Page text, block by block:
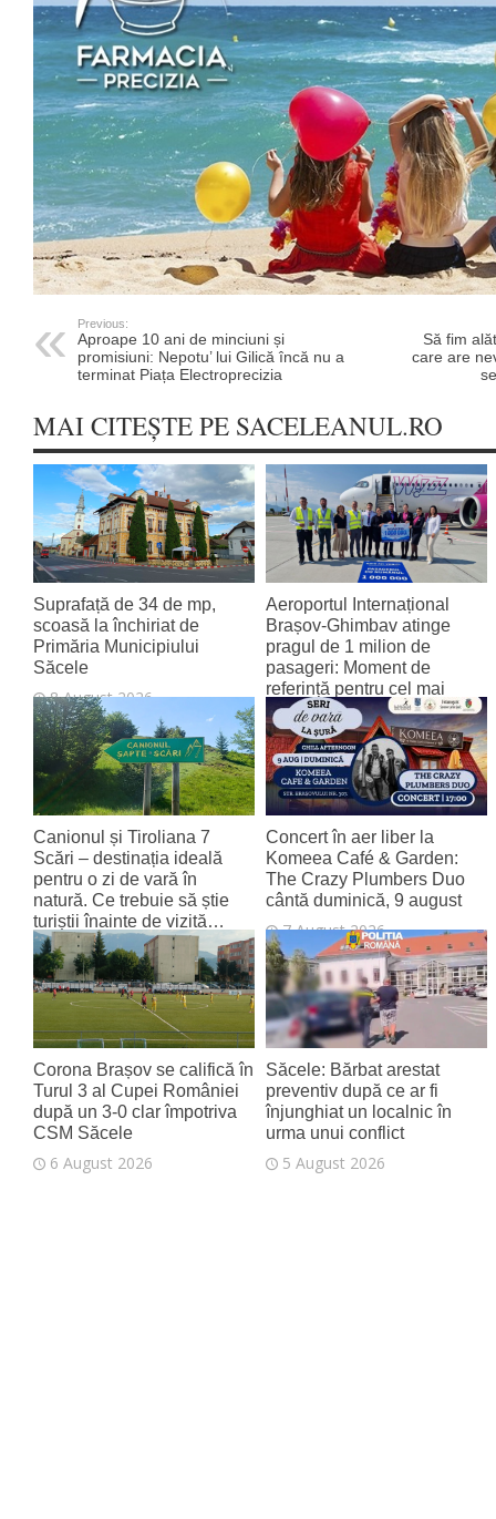
Previous:
Aproape 10 ani de minciuni și
promisiuni: Nepotu’ lui Gilică încă nu a
terminat Piața Electroprecizia
Să fim
care are
MAI CITEȘTE PE SACELEANUL.RO
Suprafață de 34 de mp,
scoasă la închiriat de
Primăria Municipiului
Săcele
8 August 2026
Aeroportul Internațional
Brașov‑Ghimbav atinge
pragul de 1 milion de
pasageri: Moment de
referință pentru cel mai
tânăr aeroport al țării
8 August 2026
Canionul și Tiroliana 7
Scări – destinația ideală
pentru o zi de vară în
natură. Ce trebuie să știe
turiștii înainte de vizită…
7 August 2026
Concert în aer liber la
Komeea Café & Garden:
The Crazy Plumbers Duo
cântă duminică, 9 august
7 August 2026
Corona Brașov se califică în
Turul 3 al Cupei României
după un 3-0 clar împotriva
CSM Săcele
6 August 2026
Săcele: Bărbat arestat
preventiv după ce ar fi
înjunghiat un localnic în
urma unui conflict
5 August 2026